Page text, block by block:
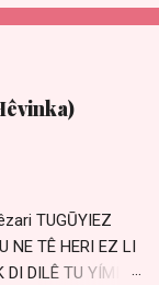
TUGŪYIEZ
NE TÊ HERI EZ LI
DILÊ TU YÍMIN